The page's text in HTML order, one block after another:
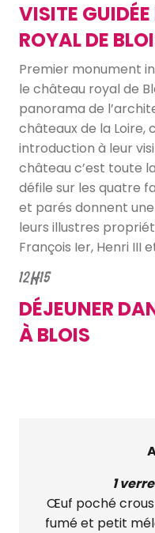
VISITE
ROYAL DE
Premier monument
le château royal de
panorama de
châteaux de la Loire,
introduction à leur
château c’est toute
défile sur les quatre
et parés donnent
leurs illustres
François Ier, Henri III
12H15
DÉJEUNER
À BLOIS
1
Œuf poché
fumé et petit